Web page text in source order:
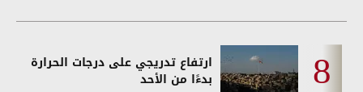
ارتفاع تدريجي على درجات الحرارة
بدءًا من الأحد